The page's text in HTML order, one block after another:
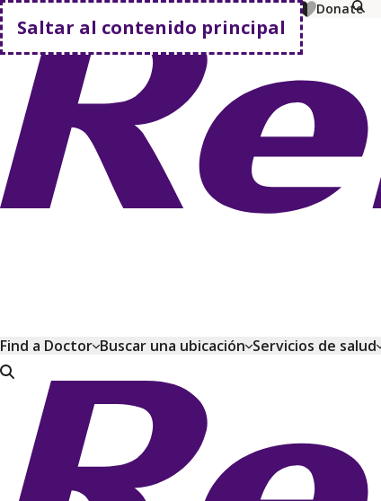
Saltar al contenido principal
MyChart Pagar factura Comprar planes Donate
Volver a casa
Find a Doctor Buscar una ubicación Servicios de salud